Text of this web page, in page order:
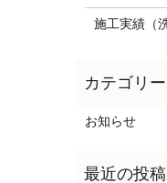
施工実績（
お知らせ